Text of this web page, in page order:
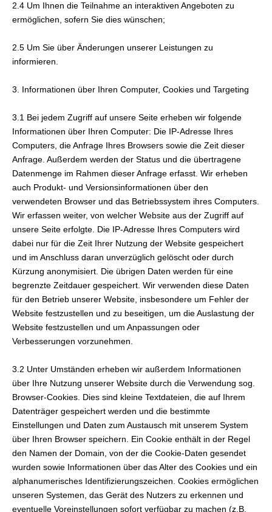
2.4 Um Ihnen die Teilnahme an interaktiven Angeboten zu
ermöglichen, sofern Sie dies wün­schen;
2.5 Um Sie über Änderungen unserer Leistungen zu
informieren.
3. Informationen über Ihren Computer, Cookies und Targeting
3.1 Bei jedem Zugriff auf unsere Seite erheben wir folgende
Informationen über Ihren Computer: Die IP-Adresse Ihres
Computers, die Anfrage Ihres Browsers sowie die Zeit dieser
Anfrage. Außerdem werden der Status und die übertragene
Datenmenge im Rahmen dieser Anfrage erfasst. Wir erheben
auch Produkt- und Versionsinformationen über den
verwendeten Browser und das Betriebssystem ihres Computers.
Wir erfassen weiter, von welcher Website aus der Zugriff auf
unsere Seite erfolgte. Die IP-Adresse Ihres Computers wird
dabei nur für die Zeit Ihrer Nutzung der Website gespeichert
und im Anschluss daran unverzüglich gelöscht oder durch
Kürzung anonymisiert. Die übrigen Daten werden für eine
begrenzte Zeitdauer gespeichert. Wir verwenden diese Daten
für den Betrieb unserer Website, insbesondere um Fehler der
Website festzustellen und zu beseitigen, um die Auslastung der
Website festzustellen und um Anpassungen oder
Verbesserungen vorzunehmen.
3.2 Unter Umständen erheben wir außerdem Informationen
über Ihre Nutzung unserer Website durch die Verwendung sog.
Browser-Cookies. Dies sind kleine Textdateien, die auf Ihrem
Datenträger gespeichert werden und die bestimmte
Einstellungen und Daten zum Austausch mit unserem System
über Ihren Browser speichern. Ein Cookie enthält in der Regel
den Namen der Domain, von der die Cookie-Daten gesendet
wurden sowie Informationen über das Alter des Cookies und ein
alphanumerisches Identifizierungszeichen. Cookies ermöglichen
unseren Systemen, das Gerät des Nutzers zu erkennen und
eventuelle Voreinstellungen sofort verfügbar zu machen (z.B.